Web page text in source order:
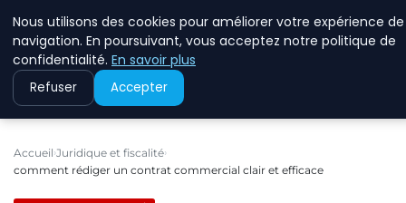
ECOMMCODE2
Accueil Juridique et fiscalité
comment rédiger un contrat commercial clair et efficace
Nous utilisons des cookies pour améliorer votre expérience de
navigation. En poursuivant, vous acceptez notre politique de
confidentialité. En savoir plus
Refuser Accepter